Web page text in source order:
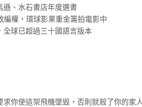
遜、水石書店年度選書
編權，環球影業重金籌拍電影中
全球已超過三十國語言版本
你使這架飛機墜毀，否則就殺了你的家